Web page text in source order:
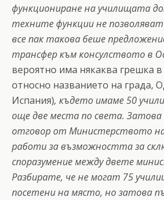
функциониране на училищата
техните функции не
все пак такова беше
трансфер към консулството в
вероятно има някаква грешка
относно названието на града,
Испания), където имаме 50
още две места по света. Затова
отговор от Министерството
работи за възможността за
споразумение между двете
Разбирате, че не могат 75
посетени на място, но затова